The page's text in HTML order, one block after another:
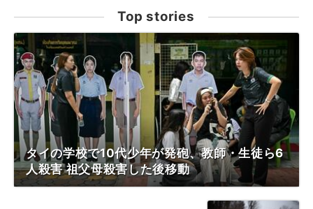
Top stories
タイの学校で10代少年が発砲、教師・生徒ら6
人殺害 祖父母殺害した後移動